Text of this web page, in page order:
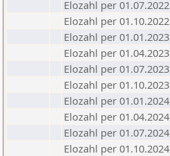
Elozahl per 01.07.2022
Elozahl per 01.10.2022
Elozahl per 01.01.2023
Elozahl per 01.04.2023
Elozahl per 01.07.2023
Elozahl per 01.10.2023
Elozahl per 01.01.2024
Elozahl per 01.04.2024
Elozahl per 01.07.2024
Elozahl per 01.10.2024